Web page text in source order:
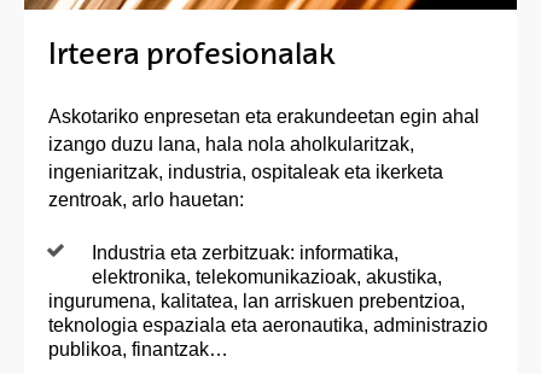
Irteera profesionalak
Askotariko enpresetan eta erakundeetan egin ahal
izango duzu lana, hala nola aholkularitzak,
ingeniaritzak, industria, ospitaleak eta ikerketa
zentroak, arlo hauetan:
Industria eta zerbitzuak: informatika,
elektronika, telekomunikazioak, akustika,
ingurumena, kalitatea, lan arriskuen prebentzioa,
teknologia espaziala eta aeronautika, administrazio
publikoa, finantzak…